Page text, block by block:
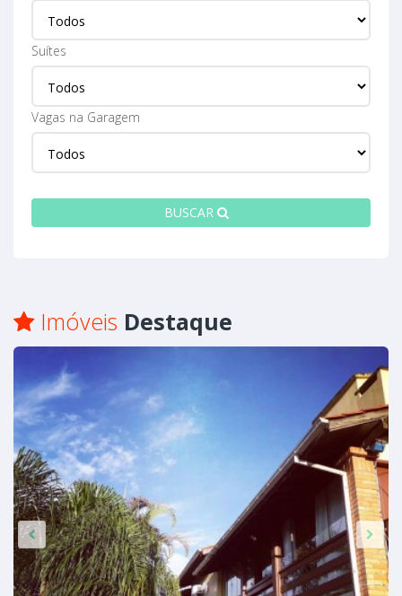
Suítes
Vagas na Garagem
BUSCAR
Imóveis Destaque